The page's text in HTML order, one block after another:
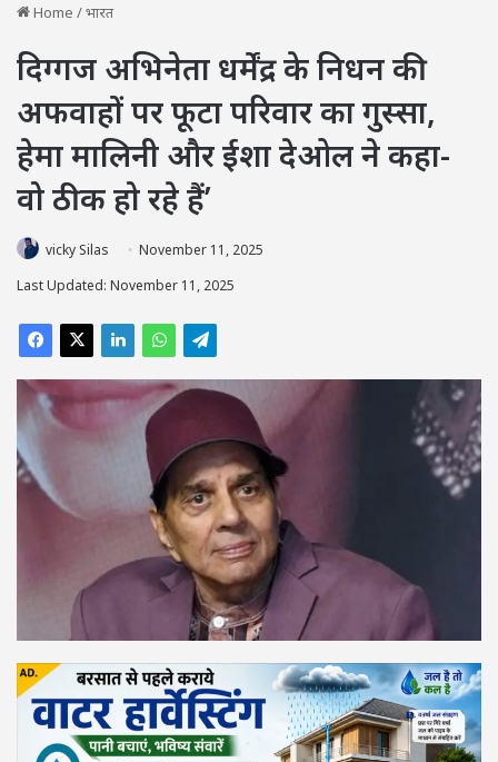
Home /भारत
दिग्गज अभिनेता धर्मेंद्र के निधन की
अफवाहों पर फूटा परिवार का गुस्सा,
हेमा मालिनी और ईशा देओल ने कहा-
वो ठीक हो रहे हैं’
vicky Silas
November 11, 2025
Last Updated: November 11, 2025